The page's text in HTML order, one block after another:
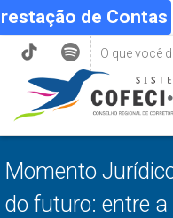
de Contas
Momento
do futuro: entre